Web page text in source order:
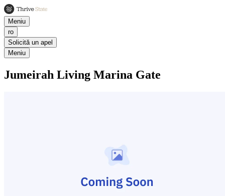
Meniu
ro
Solicită un apel
Meniu
Jumeirah Living Marina Gate